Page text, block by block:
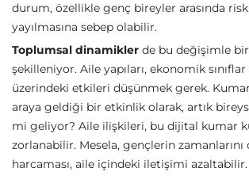
durum, özellikle genç bireyler arasında
yayılmasına sebep olabilir.
Toplumsal dinamikler de bu değişimle
şekilleniyor. Aile yapıları, ekonomik
üzerindeki etkileri düşünmek gerek.
araya geldiği bir etkinlik olarak, artık
mi geliyor? Aile ilişkileri, bu dijital kumar
zorlanabilir. Mesela, gençlerin
harcaması, aile içindeki iletişimi azaltabilir.